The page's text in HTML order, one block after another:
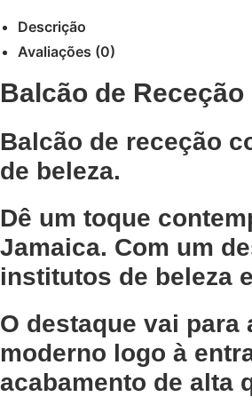
Descrição
Avaliações (0)
Balcão de
Balcão de receção
de beleza.
Dê um toque
Jamaica. Com um
institutos de beleza
O destaque vai para
moderno logo à
acabamento de alta